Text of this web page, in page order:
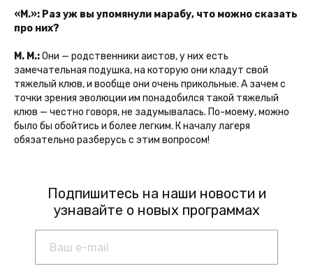
«М.»: Раз уж вы упомянули марабу, что можно сказать
про них?
М. М.:Они — родственники аистов, у них есть
замечательная подушка, на которую они кладут свой
тяжелый клюв, и вообще они очень прикольные. А зачем с
точки зрения эволюции им понадобился такой тяжелый
клюв — честно говоря, не задумывалась. По-моему, можно
было бы обойтись и более легким. К началу лагеря
обязательно разберусь с этим вопросом!
Подпишитесь на наши новости и
узнавайте о новых программах